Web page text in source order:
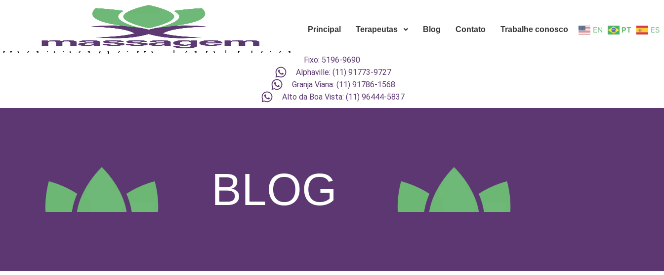
Principal Terapeutas Blog Contato Trabalhe conosco EN PT ES
Fixo: 5196-9690
Alphaville: (11) 91773-9727
Granja Viana: (11) 91786-1568
Alto da Boa Vista: (11) 96444-5837
BLOG